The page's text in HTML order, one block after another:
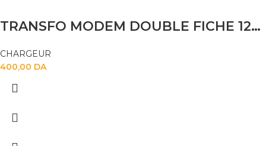
TRANSFO MODEM DOUBLE FICHE 12V 2A
CHARGEUR
400,00 DA